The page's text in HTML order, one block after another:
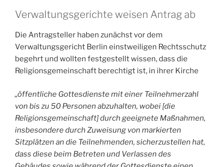
Verwaltungsgerichte weisen Antrag ab
Die Antragsteller haben zunächst vor dem
Verwaltungsgericht Berlin einstweiligen Rechtsschutz
begehrt und wollten festgestellt wissen, dass die
Religionsgemeinschaft berechtigt ist, in ihrer Kirche
„öffentliche Gottesdienste mit einer Teilnehmerzahl
von bis zu 50 Personen abzuhalten, wobei [die
Religionsgemeinschaft] durch geeignete Maßnahmen,
insbesondere durch Zuweisung von markierten
Sitzplätzen an die Teilnehmenden, sicherzustellen hat,
dass diese beim Betreten und Verlassen des